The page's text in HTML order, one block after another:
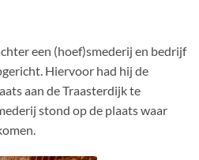
een (hoef)smederij en bedrijf
Hiervoor had hij de
aan de Traasterdijk te
stond op de plaats waar